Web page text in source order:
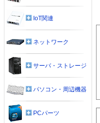
IoT関連
ネットワーク
サーバ・ストレージ
パソコン・周辺機器
PCパーツ